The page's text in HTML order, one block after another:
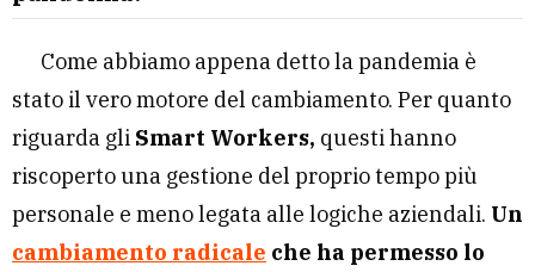
Come abbiamo appena detto la pandemia è
stato il vero motore del cambiamento. Per quanto
riguarda gli Smart Workers, questi hanno
riscoperto una gestione del proprio tempo più
personale e meno legata alle logiche aziendali. Un
cambiamento radicale che ha permesso lo